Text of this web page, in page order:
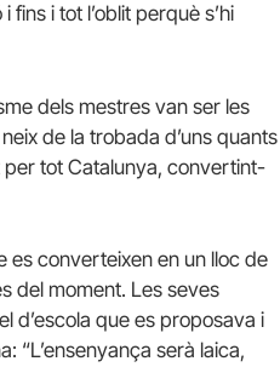
i tot l’oblit perquè s’hi
dels mestres van ser les
de la trobada d’uns quants
per tot Catalunya, convertint-
es converteixen en un lloc de
del moment. Les seves
d’escola que es proposava i
“L’ensenyança serà laica,